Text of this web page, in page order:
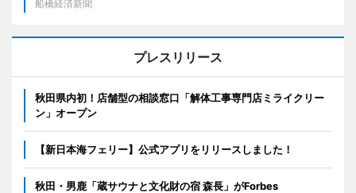
船橋経済新聞
プレスリリース
秋田県内初！店舗型の相談窓口「解体工事専門店ミライクリー
ン」オープン
【新日本海フェリー】公式アプリをリリースしました！
秋田・男鹿「蔵サウナと文化財の宿 森長」がForbes